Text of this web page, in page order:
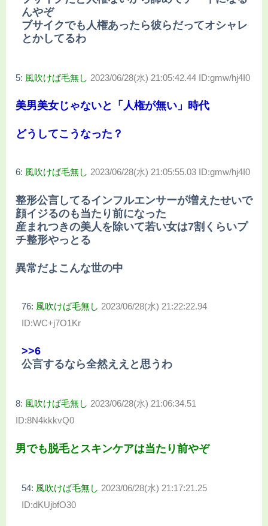
んやぞ
ブサイクでも人権あったら彼らだってオシャレ
とかしてるわ
5: 風吹けば毛無し 2023/06/28(水) 21:05:42.44 ID:gmw/hj4I0
美男美女じゃないと「人権が無い」時代
どうしてこうなった？
6: 風吹けば毛無し 2023/06/28(水) 21:05:55.03 ID:gmw/hj4I0
整形公言してるインフルエンサーが増えたせいで
顔イジるのも当たり前になった
産まれつきの美人を除いて若い女は7割くらいプ
チ整形やっとる
異常だよこんな世の中
76: 風吹けば毛無し 2023/06/28(水) 21:22:22.94
ID:WC+j7O1Kr
>>6
公言するなら全然ええと思うわ
8: 風吹けば毛無し 2023/06/28(水) 21:06:34.51
ID:8N4kkkvQ0
男でも脱毛とスキンケアは当たり前やぞ
54: 風吹けば毛無し 2023/06/28(水) 21:17:21.25
ID:dKUjbfO30